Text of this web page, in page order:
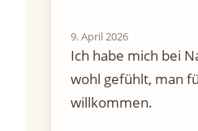
9. April 2026
Ich habe mich bei
wohl gefühlt, man
willkommen.